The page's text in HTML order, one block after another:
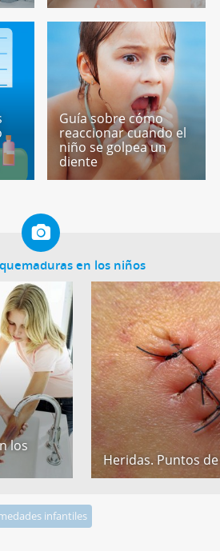
Guía sobre cómo
reaccionar cuando el
niño se golpea un
diente
en los niños
los
Heridas. Puntos
infantiles